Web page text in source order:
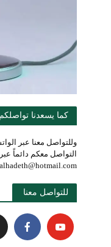
كما يسعدنا
alhadeth@hotmail.com
للتواصل معنا